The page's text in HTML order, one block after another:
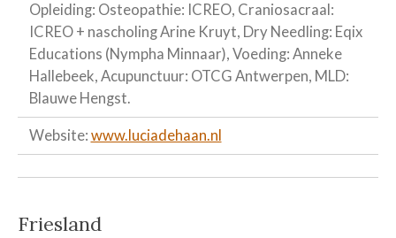
Opleiding: Osteopathie: ICREO, Craniosacraal:
ICREO + nascholing Arine Kruyt, Dry Needling: Eqix
Educations (Nympha Minnaar), Voeding: Anneke
Hallebeek, Acupunctuur: OTCG Antwerpen, MLD:
Blauwe Hengst.
Website: www.luciadehaan.nl
Friesland